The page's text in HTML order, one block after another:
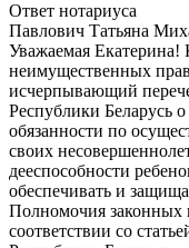
Ответ нотариуса
Павлович Татьяна
Уважаемая
неимущественных
исчерпывающий
Республики Беларусь
обязанности по
своих
дееспособности
обеспечивать и
Полномочия законных
соответствии со